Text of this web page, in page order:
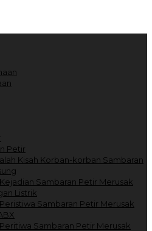
Petir
Kisah Korban-korban Sambaran
Sambaran Petir Merusak
Listrik
Sambaran Petir Merusak
Sambaran Petir Merusak